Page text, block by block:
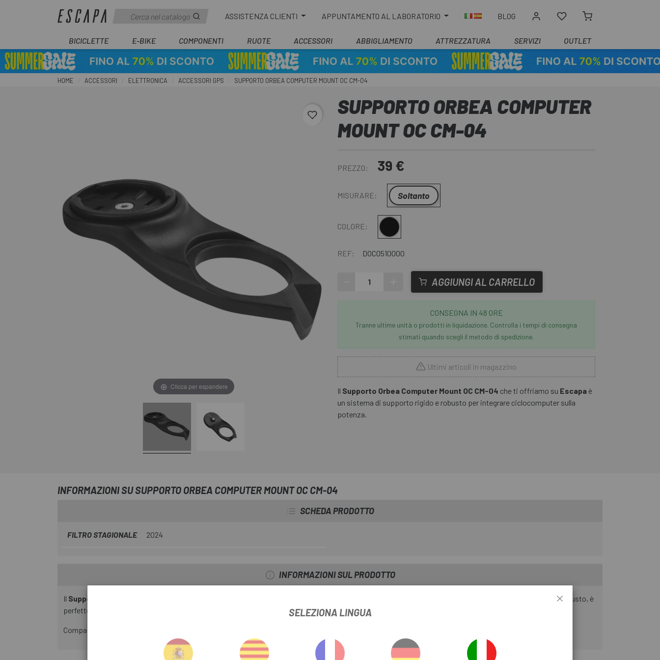
ASSISTENZA CLIENTI APPUNTAMENTO AL LABORATORIO BLOG
BICICLETTE E-BIKE COMPONENTI RUOTE ACCESSORI ABBIGLIAMENTO ATTREZZATURA SERVIZI OUTLET
HOME ACCESSORI ELETTRONICA ACCESSORI GPS SUPPORTO ORBEA COMPUTER MOUNT OC CM-04
favorite_border
Clicca per espandere
SUPPORTO ORBEA COMPUTER
MOUNT OC CM-04
PREZZO: 39 €
MISURARE: Soltanto
COLORE: Multiplo
REF: DOC0510000
AGGIUNGI AL CARRELLO
CONSEGNA IN 48 ORE
Tranne ultime unità o prodotti in liquidazione. Controlla i tempi di consegna
stimati quando scegli il metodo di spedizione.
Ultimi articoli in magazzino
Il Supporto Orbea Computer Mount OC CM-04 che ti offriamo su Escapa è
un sistema di supporto rigido e robusto per integrare ciclocomputer sulla
potenza.
INFORMAZIONI SU SUPPORTO ORBEA COMPUTER MOUNT OC CM-04
SCHEDA PRODOTTO
FILTRO STAGIONALE 2024
INFORMAZIONI SUL PRODOTTO
Il Supporto Orbea Computer Mount OC CM-04 MP Stems 5mm
è perfetto per posizionare il dispositivo sopra il manubrio. Leggero ma molto rigido e robusto, è
perfetto per i dispositivi più grandi. Compatibile con i nuovi manubri MP, si attacca in modo sicuro con la vite superiore del manubrio.
Compatibile con tutti i ciclocomputer Garmin, Sigma, Bryton e Wahoo.
SELEZIONA LINGUA